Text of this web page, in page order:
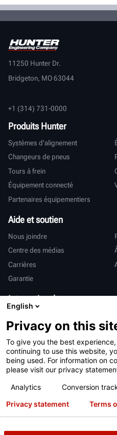
11250 Hunter Dr.
Bridgeton, MO 63044
+1 (314) 731-0000
Produits Hunter
Systèmes d'alignement
Changeurs de pneus
Tours à frein
Équipement connecté
Partenaires équipementiers
Aide et soutien
Nous joindre
Centre des médias
Carrières
Garantie
International
亨特中国
Conditions d’utilisation
Proposition 65 de Californie
English
Privacy on this
To give you the best
continuing to use this website,
being used. For information on
please visit our privacy
Analytics
Conversion
Privacy statement Terms